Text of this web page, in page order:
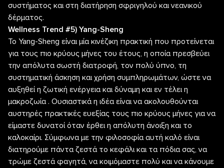
συστήματος και στη διατήρηση σφριγηλού και νεανικού
δέρματος.
Wellness Trend #5) Yang-Sheng
Το Yang-Sheng είναι μία κινέζικη πρακτική που προτείνεται
για τους πιο κρύους μήνες του έτους, η οποία πρεσβεύει
την απόλυτα σωστή διατροφή, τον πολύ ύπνο, τη
συστηματική άσκηση και χρήση συμπληρωμάτων, ώστε να
αυξηθεί η ζωτική ενέργεια και δύναμη και εν τέλει η
μακροζωία . Ουσιαστικά η ιδέα είναι να ακολουθούνται
αυστηρές πρακτικές ευεξίας τους πιο κρύους μήνες για να
είμαστε δυνατοί όταν έρθει η απόλυτη άνοιξη και το
καλοκαίρι. Σύμφωνα με την φιλοσοφία αυτή καλό είναι
διατηρούμε πάντα ζεστά το κεφάλι και τα πόδια σας, να
τρώμε ζεστά φαγητά, να κοιμόμαστε πολύ και να κάνουμε